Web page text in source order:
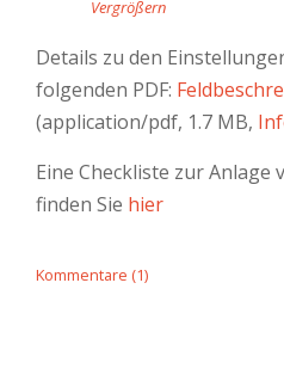
Vergrößern
Details zu den
folgenden PDF:
(application/pdf, 1.7 MB,
Eine Checkliste zur Anlage
finden Sie hier
Kommentare (1)